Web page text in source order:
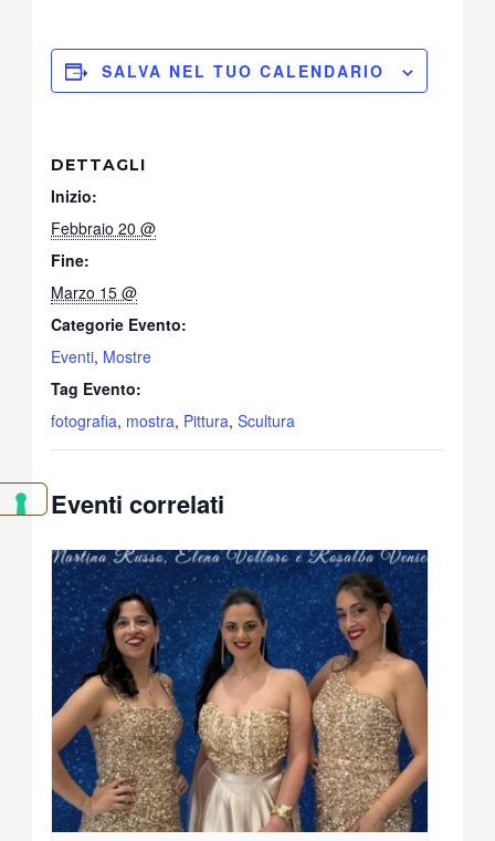
SALVA NEL TUO CALENDARIO
DETTAGLI
Inizio:
Febbraio 20 @
Fine:
Marzo 15 @
Categorie Evento:
Eventi, Mostre
Tag Evento:
fotografia, mostra, Pittura,Scultura
Eventi correlati